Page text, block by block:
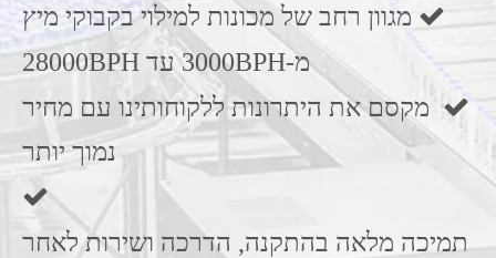
 מגוון רחב של מכונות למילוי בקבוקי מיץ
מ-3000BPH עד 28000BPH
 מקסם את היתרונות ללקוחותינו עם מחיר
נמוך יותר

תמיכה מלאה בהתקנה, הדרכה ושירות לאחר